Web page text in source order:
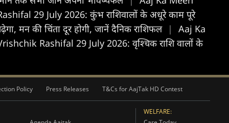
29 July 2026: कुंभ राशिवालों के अधूरे काम पूरे
मन की चिंता दूर होगी, जानें दैनिक राशिफल |
Aaj Ka
Rashifal 29 July 2026: वृश्चिक राशि वालों के
Policy Press Releases T&Cs for AajTak HD Contest
WELFARE: